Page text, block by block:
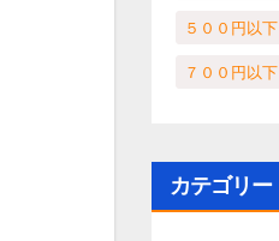
５００円以下
７００円以下
カテゴリー